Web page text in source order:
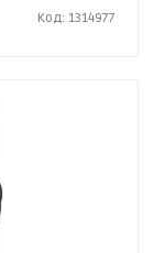
Код: 1314977